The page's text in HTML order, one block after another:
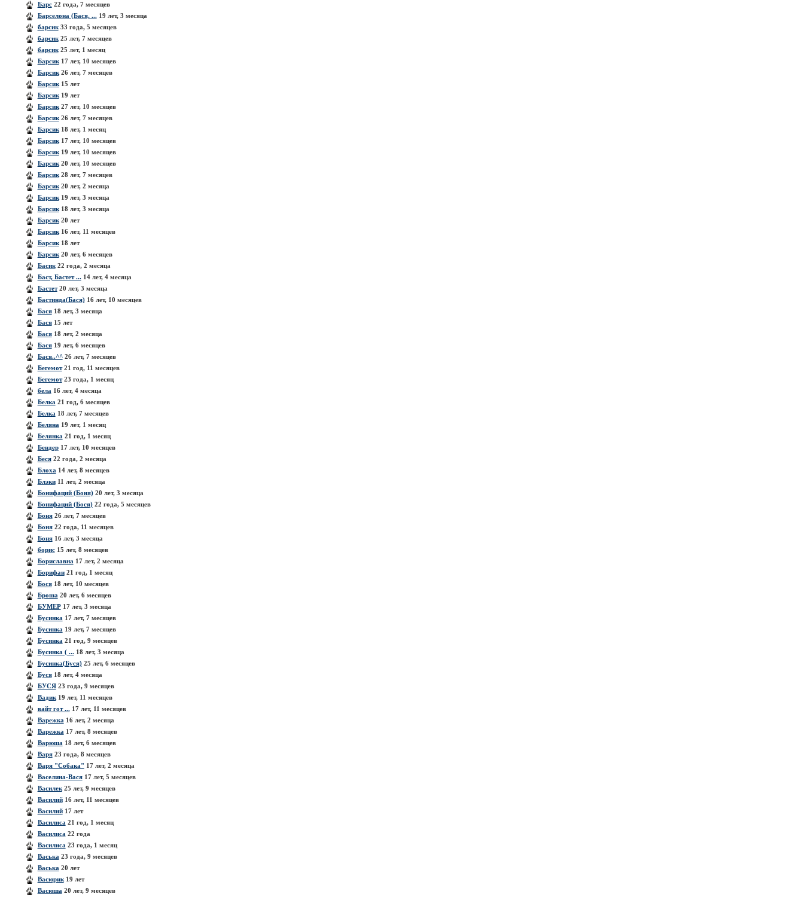
Барс22 года, 7 месяцев
Барселона (Бася, ...19 лет, 3 месяца
барсик33 года, 5 месяцев
барсик25 лет, 7 месяцев
барсик25 лет, 1 месяц
Барсик17 лет, 10 месяцев
Барсик26 лет, 7 месяцев
Барсик15 лет
Барсик19 лет
Барсик27 лет, 10 месяцев
Барсик26 лет, 7 месяцев
Барсик18 лет, 1 месяц
Барсик17 лет, 10 месяцев
Барсик19 лет, 10 месяцев
Барсик20 лет, 10 месяцев
Барсик28 лет, 7 месяцев
Барсик20 лет, 2 месяца
Барсик19 лет, 3 месяца
Барсик18 лет, 3 месяца
Барсик20 лет
Барсик16 лет, 11 месяцев
Барсик18 лет
Барсик20 лет, 6 месяцев
Басик22 года, 2 месяца
Баст, Бастет ...14 лет, 4 месяца
Бастет20 лет, 3 месяца
Бастинда(Бася)16 лет, 10 месяцев
Бася18 лет, 3 месяца
Бася15 лет
Бася18 лет, 2 месяца
Бася19 лет, 6 месяцев
Бася..^^26 лет, 7 месяцев
Бегемот21 год, 11 месяцев
Бегемот23 года, 1 месяц
бела 16 лет, 4 месяца
Белка 21 год, 6 месяцев
Белка 18 лет, 7 месяцев
Беляна 19 лет, 1 месяц
Белянка 21 год, 1 месяц
Бендер17 лет, 10 месяцев
Беся22 года, 2 месяца
Блоха 14 лет, 8 месяцев
Блэки11 лет, 2 месяца
Бонифаций (Боня)20 лет, 3 месяца
Бонифаций (Бося)22 года, 5 месяцев
Боня26 лет, 7 месяцев
Боня22 года, 11 месяцев
Боня16 лет, 3 месяца
борис15 лет, 8 месяцев
Бориславна 17 лет, 2 месяца
Борифан21 год, 1 месяц
Бося18 лет, 10 месяцев
Броша 20 лет, 6 месяцев
БУМЕР17 лет, 3 месяца
Бусинка 17 лет, 7 месяцев
Бусинка 19 лет, 7 месяцев
Бусинка 21 год, 9 месяцев
Бусинка ( ...18 лет, 3 месяца
Бусинка(Буся)25 лет, 6 месяцев
Буся18 лет, 4 месяца
БУСЯ23 года, 9 месяцев
Вадик19 лет, 11 месяцев
вайт гот ...17 лет, 11 месяцев
Варежка 16 лет, 2 месяца
Варежка 17 лет, 8 месяцев
Варюша 18 лет, 6 месяцев
Варя23 года, 8 месяцев
Варя "Собака" 17 лет, 2 месяца
Васелина-Вася17 лет, 5 месяцев
Василек25 лет, 9 месяцев
Василий16 лет, 11 месяцев
Василий17 лет
Василиса 21 год, 1 месяц
Василиса 22 года
Василиса 23 года, 1 месяц
Васька 23 года, 9 месяцев
Васька 20 лет
Васюрик19 лет
Васюша 20 лет, 9 месяцев